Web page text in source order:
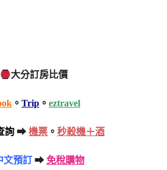
大分訂房比價
。 Trip 。 eztravel
詢 ➡機票 。秒殺機＋酒
文預訂 ➡免稅購物